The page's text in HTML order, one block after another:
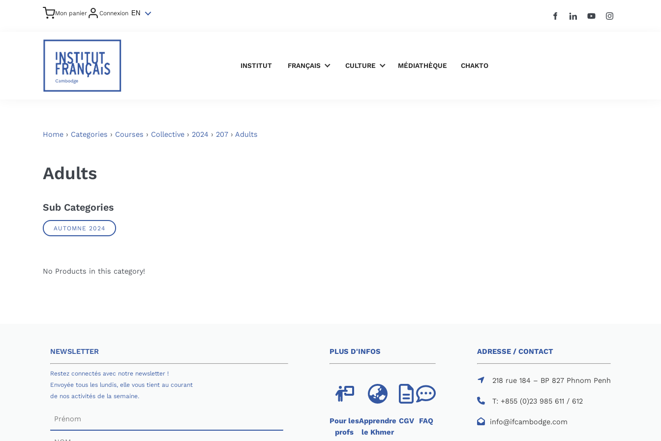
Mon panier Connexion EN
INSTITUT FRANÇAIS CULTURE MÉDIATHÈQUE CHAKTO
Home › Categories › Courses › Collective › 2024 › 207 › Adults
Adults
Sub Categories
AUTOMNE 2024
No Products in this category!
NEWSLETTER
Restez connectés avec notre newsletter !
Envoyée tous les lundis, elle vous tient au courant
de nos activités de la semaine.
PLUS D'INFOS
Pour les
profs
Apprendre
le Khmer
CGV FAQ
ADRESSE / CONTACT
218 rue 184 – BP 827 Phnom Penh
T: +855 (0)23 985 611 / 612
info@ifcambodge.com